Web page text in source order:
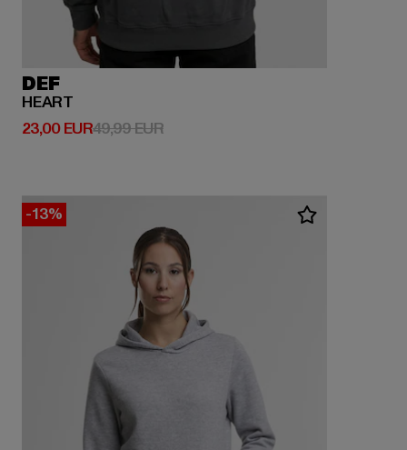
DEF
HEART
23,00 EUR
Derzeitiger Preis: 23,00 EUR
49,99 EURAktionspreis: 49,99 EUR
-13%